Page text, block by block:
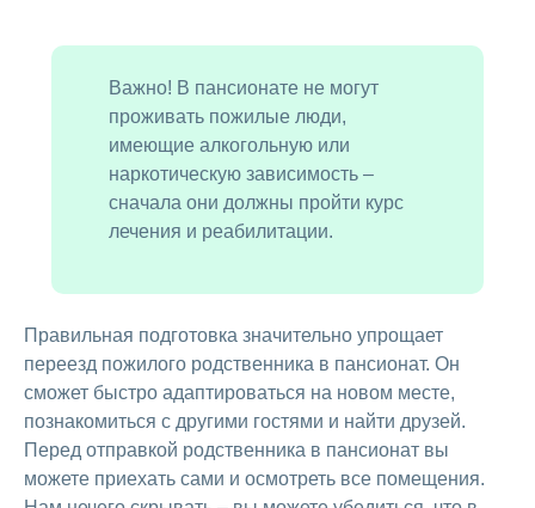
Важно! В пансионате не могут
проживать пожилые люди,
имеющие алкогольную или
наркотическую зависимость –
сначала они должны пройти курс
лечения и реабилитации.
Правильная подготовка значительно упрощает
переезд пожилого родственника в пансионат. Он
сможет быстро адаптироваться на новом месте,
познакомиться с другими гостями и найти друзей.
Перед отправкой родственника в пансионат вы
можете приехать сами и осмотреть все помещения.